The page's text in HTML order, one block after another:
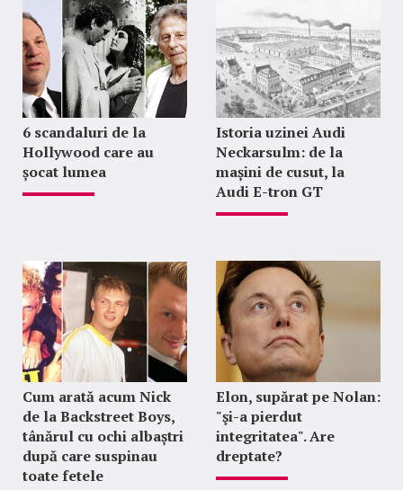
6 scandaluri de la
Hollywood care au
șocat lumea
Istoria uzinei Audi
Neckarsulm: de la
mașini de cusut, la
Audi E-tron GT
Cum arată acum Nick
de la Backstreet Boys,
tânărul cu ochi albaștri
după care suspinau
toate fetele
Elon, supărat pe Nolan:
"şi-a pierdut
integritatea". Are
dreptate?